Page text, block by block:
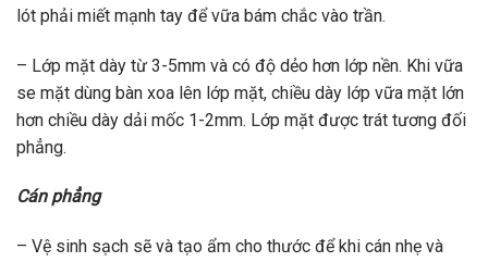
lót phải miết mạnh tay để vữa bám chắc vào trần.
– Lớp mặt dày từ 3-5mm và có độ dẻo hơn lớp nền. Khi vữa
se mặt dùng bàn xoa lên lớp mặt, chiều dày lớp vữa mặt lớn
hơn chiều dày dải mốc 1-2mm. Lớp mặt được trát tương đối
phẳng.
Cán phẳng
– Vệ sinh sạch sẽ và tạo ẩm cho thước để khi cán nhẹ và